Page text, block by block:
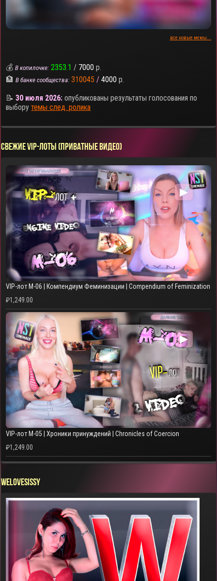
все новые мемы...
💰В копилочке: 2353.1 / 7000 р.
🏦В банке сообщества: 310045 / 4000 р.
📝30 июля 2026: опубликованы результаты голосования по
выборутемы след. ролика
СВЕЖИЕ VIP-ЛОТЫ (ПРИВАТНЫЕ ВИДЕО)
▶
VIP-лот M-06 | Компендиум Феминизации | Compendium of Feminization
₽1,249.00
▶
VIP-лот M-05 | Хроники принуждений | Chronicles of Coercion
₽1,249.00
WELOVESISSY